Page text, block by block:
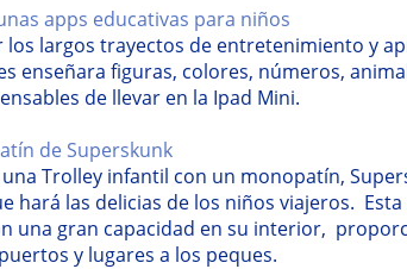
apps educativas para niños
los largos trayectos de entretenimiento y
enseñara figuras, colores, números,
de llevar en la Ipad Mini.
de Superskunk
Trolley infantil con un monopatín,
hará las delicias de los niños viajeros.
una gran capacidad en su interior,
y lugares a los peques.